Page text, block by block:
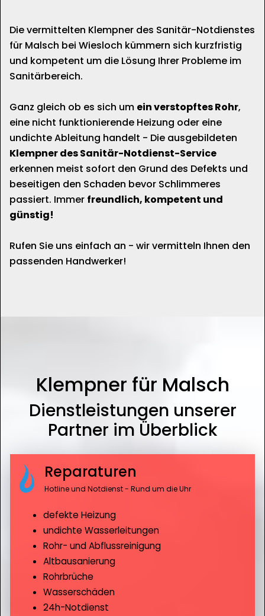
Die vermittelten Klempner des Sanitär-Notdienstes
für Malsch bei Wiesloch kümmern sich kurzfristig
und kompetent um die Lösung Ihrer Probleme im
Sanitärbereich.
Ganz gleich ob es sich um ein verstopftes Rohr,
eine nicht funktionierende Heizung oder eine
undichte Ableitung handelt - Die ausgebildeten
Klempner des Sanitär-Notdienst-Service
erkennen meist sofort den Grund des Defekts und
beseitigen den Schaden bevor Schlimmeres
passiert. Immer freundlich, kompetent und
günstig!
Rufen Sie uns einfach an - wir vermitteln Ihnen den
passenden Handwerker!
Klempner für Malsch
Dienstleistungen unserer
Partner im Überblick
Reparaturen
Hotline und Notdienst - Rund um die Uhr
defekte Heizung
undichte Wasserleitungen
Rohr- und Abflussreinigung
Altbausanierung
Rohrbrüche
Wasserschäden
24h-Notdienst